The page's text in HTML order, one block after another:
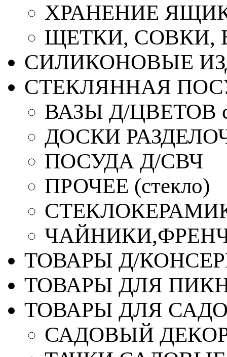
ХРАНЕНИЕ
ЩЕТКИ, СОВКИ,
СИЛИКОНОВЫЕ
СТЕКЛЯННАЯ
ВАЗЫ Д/ЦВЕТОВ
ДОСКИ
ПОСУДА Д/СВЧ
ПРОЧЕЕ (стекло)
ТОВАРЫ Д/
ТОВАРЫ ДЛЯ
ТОВАРЫ ДЛЯ
САДОВЫЙ